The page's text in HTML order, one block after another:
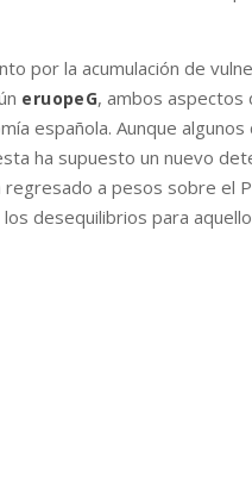
por la acumulación de
eruopeG, ambos aspectos
española. Aunque
ha supuesto un nuevo
a pesos sobre el
desequilibrios para